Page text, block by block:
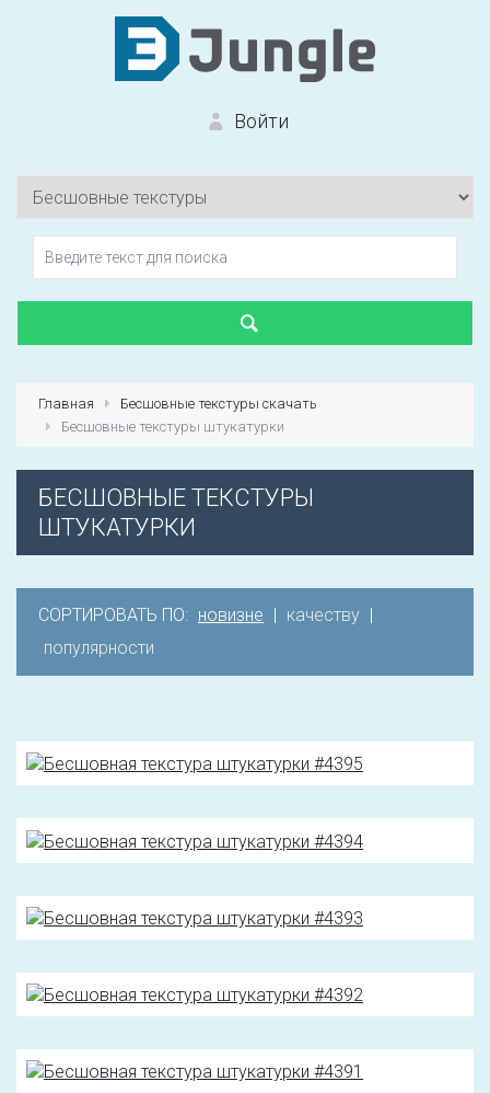
Войти
Вход на сайт
Первый раз? Зарегистрироваться
Главная
Бесшовные текстуры скачать
Бесшовные текстуры штукатурки
БЕСШОВНЫЕ ТЕКСТУРЫ
ШТУКАТУРКИ
СОРТИРОВАТЬ ПО: новизне | качеству |
популярности